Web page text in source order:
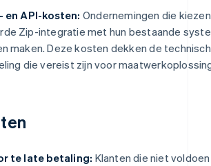
API-kosten: Ondernemingen die
Zip-integratie met hun bestaande
maken. Deze kosten dekken de
die vereist zijn voor
te late betaling: Klanten die niet